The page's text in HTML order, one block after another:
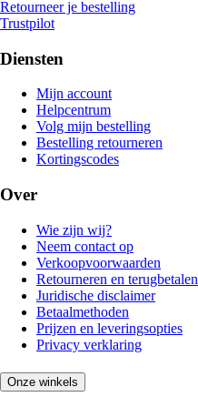
Retourneer je bestelling
Trustpilot
Diensten
Mijn account
Helpcentrum
Volg mijn bestelling
Bestelling retourneren
Kortingscodes
Over
Wie zijn wij?
Neem contact op
Verkoopvoorwaarden
Retourneren en terugbetalen
Juridische disclaimer
Betaalmethoden
Prijzen en leveringsopties
Privacy verklaring
Onze winkels